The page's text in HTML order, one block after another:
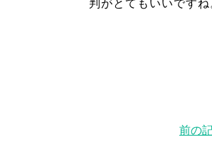
判がとてもいいですね
前の